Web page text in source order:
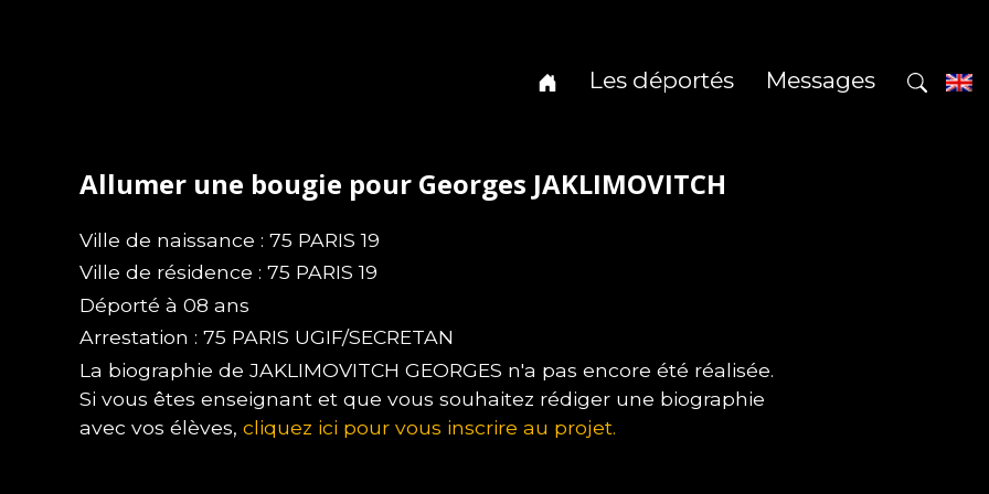
Les déportés Messages
Allumer une bougie pour Georges JAKLIMOVITCH
Ville de naissance : 75 PARIS 19
Ville de résidence : 75 PARIS 19
Déporté à 08 ans
Arrestation : 75 PARIS UGIF/SECRETAN
La biographie de JAKLIMOVITCH GEORGES n'a pas encore été réalisée.
Si vous êtes enseignant et que vous souhaitez rédiger une biographie
avec vos élèves, cliquez ici pour vous inscrire au projet.